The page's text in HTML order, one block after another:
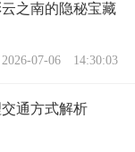
之南的隐秘宝藏
2026-07-06 14:30:03
通方式解析